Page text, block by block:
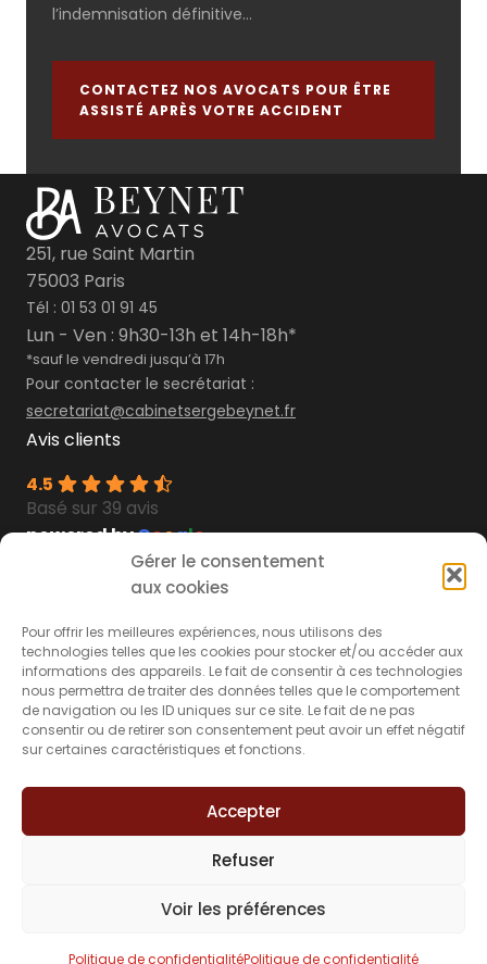
Gérer le consentement
aux cookies
Pour offrir les meilleures expériences, nous utilisons des
technologies telles que les cookies pour stocker et/ou accéder aux
informations des appareils. Le fait de consentir à ces technologies
nous permettra de traiter des données telles que le comportement
de navigation ou les ID uniques sur ce site. Le fait de ne pas
consentir ou de retirer son consentement peut avoir un effet négatif
sur certaines caractéristiques et fonctions.
Accepter
Refuser
Voir les préférences
Politique de confidentialitéPolitique de confidentialité
l’indemnisation définitive…
CONTACTEZ NOS AVOCATS POUR ÊTRE
ASSISTÉ APRÈS VOTRE ACCIDENT
251, rue Saint Martin
75003 Paris
Tél : 01 53 01 91 45
Lun - Ven : 9h30-13h et 14h-18h*
*sauf le vendredi jusqu’à 17h
Pour contacter le secrétariat :
secretariat@cabinetsergebeynet.fr
Avis clients
4.5
Basé sur 39 avis
powered byGoogle
Découvrez lestémoignages
Secteurs d’interventions
Accidents de la route
Accidents médicaux
Indemniser les victimes
Indemniser les préjudices professionnels
À propos du
cabinet
Le cabinet
Actualités